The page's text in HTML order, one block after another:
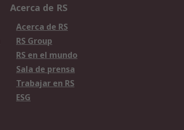
Acerca de RS
Acerca de RS
RS Group
RS en el mundo
Sala de prensa
Trabajar en RS
ESG